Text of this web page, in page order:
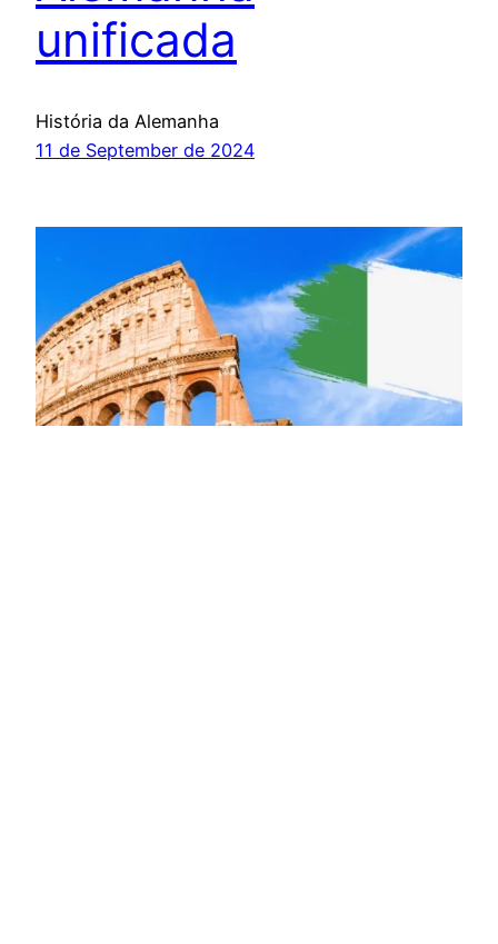
unificada
História da Alemanha
11 de September de 2024